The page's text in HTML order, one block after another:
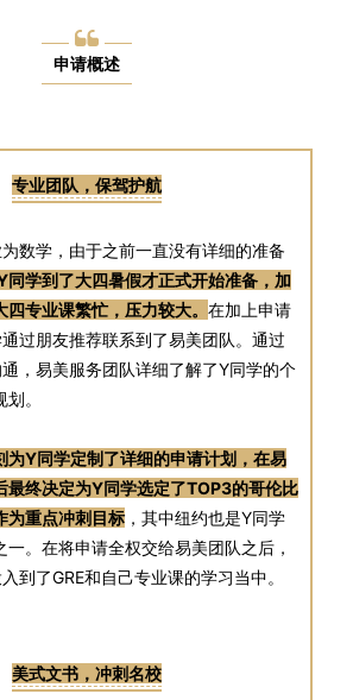
申请概述
专业团队，保驾护航
数学，由于之前一直没有详细的准备
同学到了大四暑假才正式开始准备，加
四专业课繁忙，压力较大。 在加上申请
过朋友推荐联系到了易美团队。通过
，易美服务团队详细了解了Y同学的个
。
为Y同学定制了详细的申请计划，在易
最终决定为Y同学选定了TOP3的哥伦比
为重点冲刺目标 ，其中纽约也是Y同学
。在将申请全权交给易美团队之后，
到了GRE和自己专业课的学习当中。
美式文书，冲刺名校